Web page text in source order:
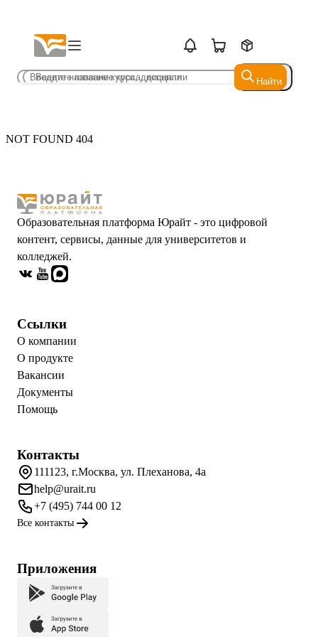
Найти
Найти
NOT FOUND 404
Образовательная платформа Юрайт - это цифровой
контент, сервисы, данные для университетов и
колледжей.
Ссылки
О компании
О продукте
Вакансии
Документы
Помощь
Контакты
111123, г.Москва, ул. Плеханова, 4а
help@urait.ru
+7 (495) 744 00 12
Все контакты
Приложения